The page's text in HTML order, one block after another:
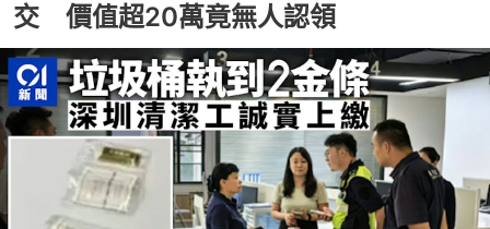
交 價值超20萬竟無人認領